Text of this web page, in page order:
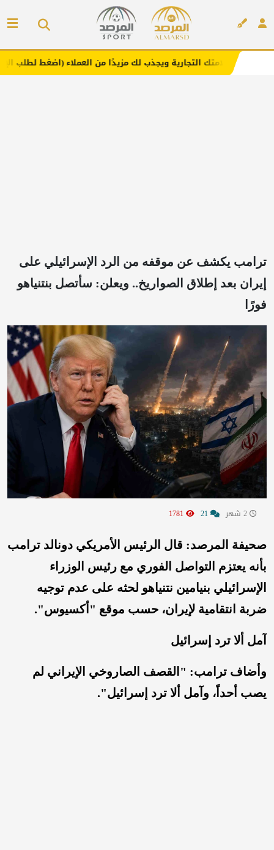
ويجذب لك مزيدًا من العملاء (اضغط لطلب الإعلان)
ترامب يكشف عن موقفه من الرد الإسرائيلي على
إيران بعد إطلاق الصواريخ.. ويعلن: سأتصل بنتنياهو
فورًا
صحيفة المرصد: قال الرئيس الأمريكي دونالد ترامب
بأنه يعتزم التواصل الفوري مع رئيس الوزراء
الإسرائيلي بنيامين نتنياهو لحثه على عدم توجيه
ضربة انتقامية لإيران، حسب موقع "أكسيوس".
آمل ألا ترد إسرائيل
وأضاف ترامب: "القصف الصاروخي الإيراني لم
يصب أحداً، وآمل ألا ترد إسرائيل".